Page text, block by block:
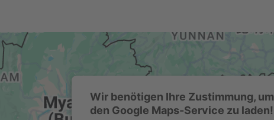
Wir benötigen Ihre Zustimmung, um
den Google Maps-Service zu laden!